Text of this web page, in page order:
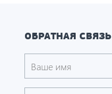
ОБРАТНАЯ СВЯЗЬ